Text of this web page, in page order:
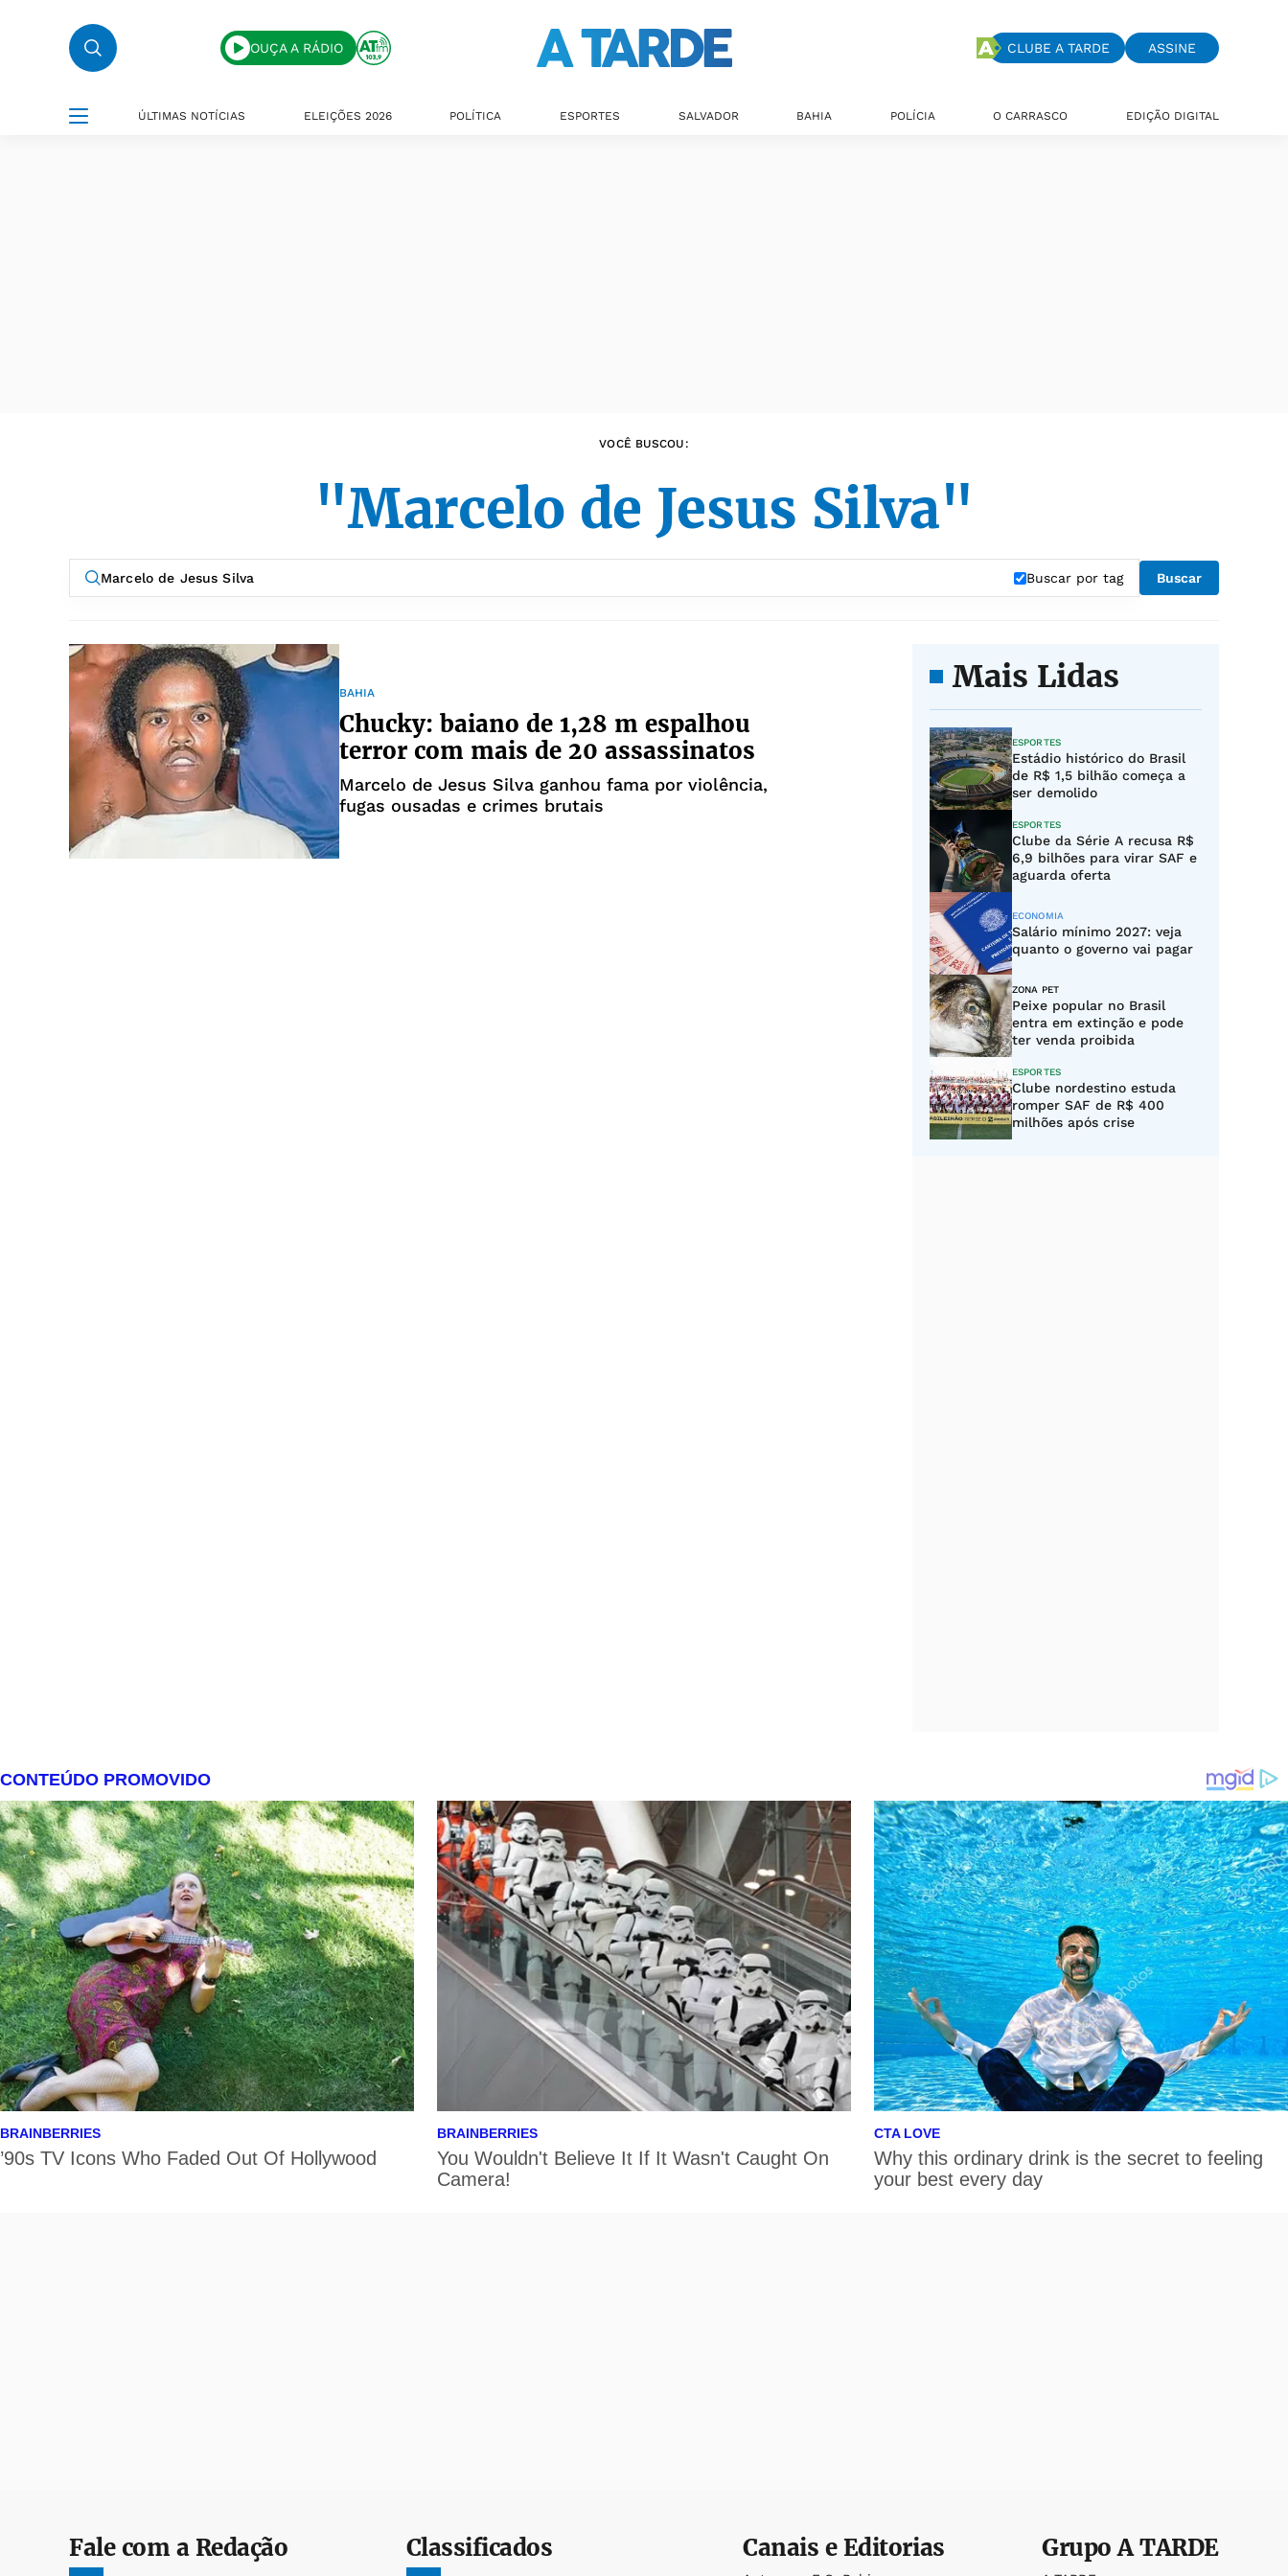
OUÇA A RÁDIO CLUBE A TARDE ASSINE
ÚLTIMAS NOTÍCIAS ELEIÇÕES 2026 POLÍTICA ESPORTES SALVADOR BAHIA POLÍCIA O CARRASCO EDIÇÃO DIGITAL
VOCÊ BUSCOU:
"Marcelo de Jesus Silva"
Buscar por tag Buscar
BAHIA
Chucky: baiano de 1,28 m espalhou
terror com mais de 20 assassinatos
Marcelo de Jesus Silva ganhou fama por violência,
fugas ousadas e crimes brutais
Mais Lidas
ESPORTES
Estádio histórico do Brasil
de R$ 1,5 bilhão começa a
ser demolido
ESPORTES
Clube da Série A recusa R$
6,9 bilhões para virar SAF e
aguarda oferta
ECONOMIA
Salário mínimo 2027: veja
quanto o governo vai pagar
ZONA PET
Peixe popular no Brasil
entra em extinção e pode
ter venda proibida
ESPORTES
Clube nordestino estuda
romper SAF de R$ 400
milhões após crise
Fale com a Redação Classificados Canais e Editorias GrupoA TARDE